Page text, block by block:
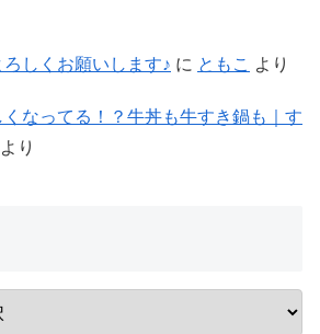
しくお願いします♪ に ともこ より
なってる！？牛丼も牛すき鍋も｜す
より